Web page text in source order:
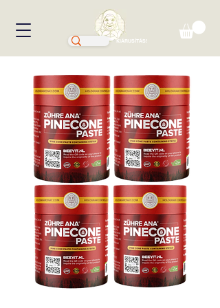
KIÁRUSÍTÁS!